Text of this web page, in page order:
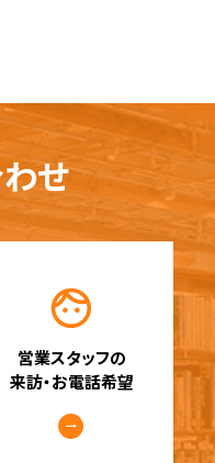
せ
営業スタッフの
来訪・お電話希望